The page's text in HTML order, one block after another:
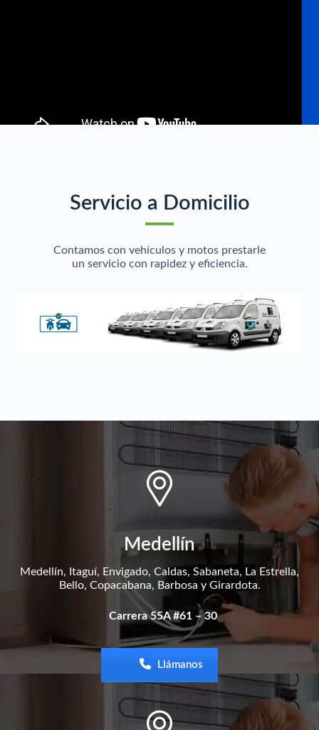
Servicio a Domicilio
Contamos con vehículos y motos prestarle
un servicio con rapidez y eficiencia.
Medellín
Medellín, Itaguí, Envigado, Caldas, Sabaneta, La Estrella,
Bello, Copacabana, Barbosa y Girardota.
Carrera 55A #61 – 30
Llámanos